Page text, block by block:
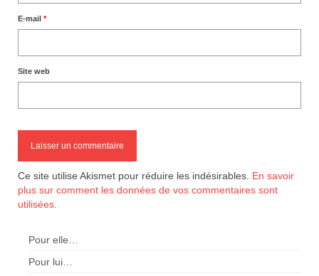
E-mail *
Site web
Ce site utilise Akismet pour réduire les indésirables. En savoir
plus sur comment les données de vos commentaires sont
utilisées
Pour elle…
Pour lui…